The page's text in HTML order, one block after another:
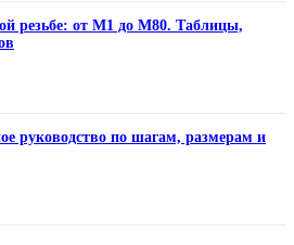
резьбе: от М1 до М80. Таблицы,
руководство по шагам, размерам и